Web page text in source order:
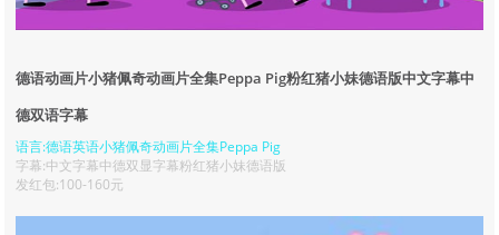
德语动画片小猪佩奇动画片全集Peppa Pig粉红猪小妹德语版中文字幕中
德双语字幕
语言:德语英语小猪佩奇动画片全集Peppa Pig
字幕:中文字幕中德双显字幕粉红猪小妹德语版
发红包:100-160元